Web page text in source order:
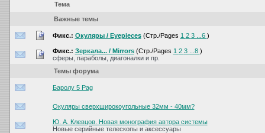
Тема
Важные темы
Фикс.: Окуляры / Eyepieces (Стр./Pages 1 2 3 ...6 )
Фикс.: Зеркала... / Mirrors (Стр./Pages 1 2 3 ...8 )
сферы, параболы, диагоналки и пр.
Темы форума
Баролу 5 Pag
Окуляры сверхширокоугольные 32мм - 40мм?
Ю. А. Клевцов. Новая монография автора системы
Новые серийные телескопы и аксессуары